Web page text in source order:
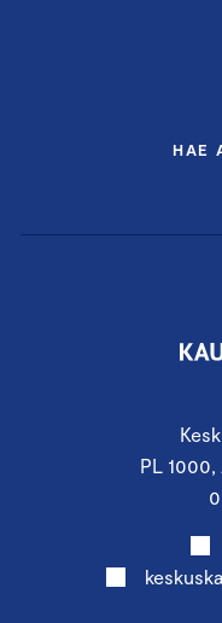
PL
HAE